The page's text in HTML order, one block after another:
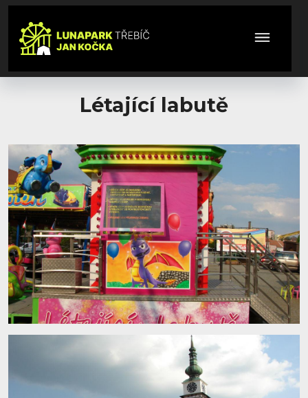
Létající labutě